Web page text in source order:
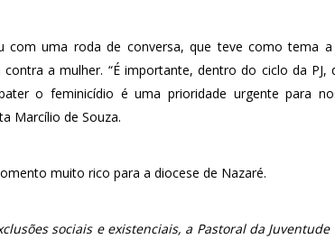
com uma roda de conversa, que teve como tema a
a mulher. “É importante, dentro do ciclo da PJ,
o feminicídio é uma prioridade urgente para
Marcílio de Souza.
muito rico para a diocese de Nazaré.
sociais e existenciais, a Pastoral da